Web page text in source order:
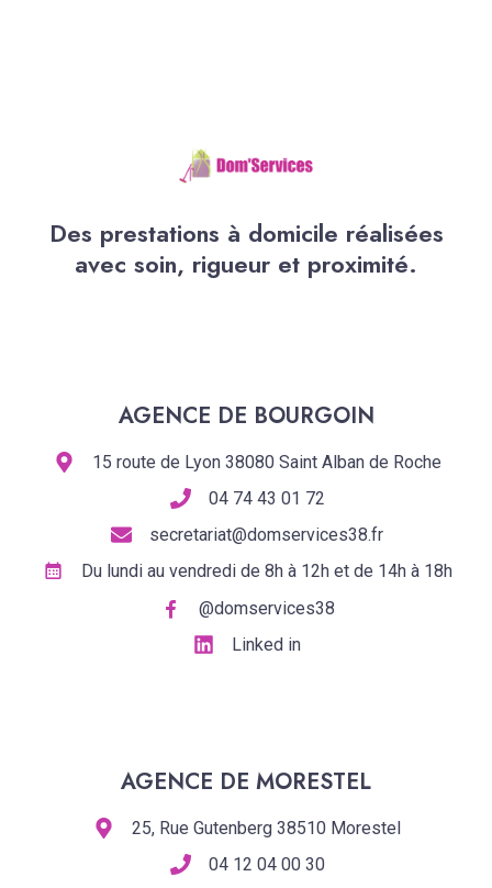
Des prestations à domicile réalisées
avec soin, rigueur et proximité.
AGENCE DE BOURGOIN
15 route de Lyon 38080 Saint Alban de Roche
04 74 43 01 72
secretariat@domservices38.fr
Du lundi au vendredi de 8h à 12h et de 14h à 18h
@domservices38
Linked in
AGENCE DE MORESTEL
25, Rue Gutenberg 38510 Morestel
04 12 04 00 30